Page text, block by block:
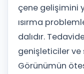
çene gelişimini
ısırma
dalıdır.
genişleticiler ve
Görünümün